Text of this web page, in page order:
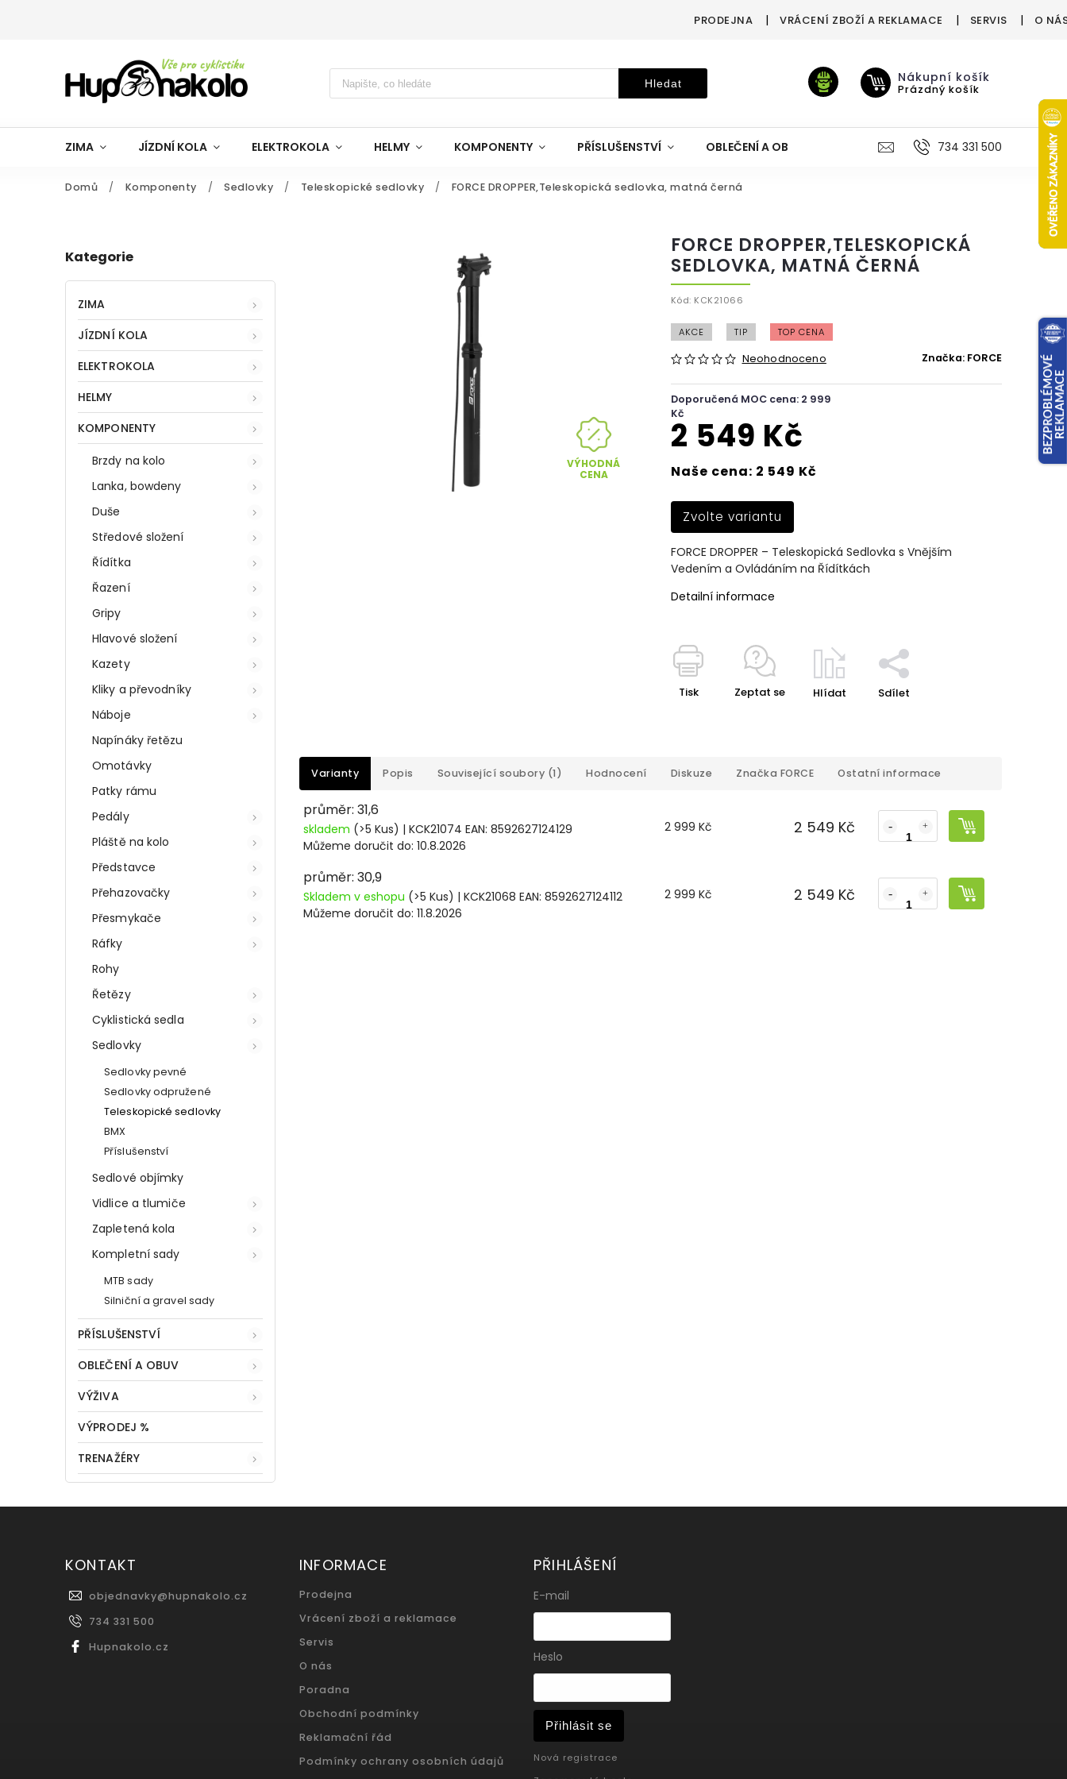
PRODEJNA VRÁCENÍ ZBOŽÍ A REKLAMACE SERVIS O
Hledat Nákupní košík
Prázdný košík
ZIMA JÍZDNÍ KOLA ELEKTROKOLA HELMY KOMPONENTY PŘÍSLUŠENSTVÍ OBLEČENÍ A OBUV VÝŽIVA VÝPRODEJ %
734 331 500
Domů / Komponenty / Sedlovky / Teleskopické sedlovky / FORCE DROPPER,Teleskopická sedlovka, matná černá
Kategorie
ZIMA
JÍZDNÍ KOLA
ELEKTROKOLA
HELMY
KOMPONENTY
Brzdy na kolo
Lanka, bowdeny
Duše
Středové složení
Řídítka
Řazení
Gripy
Hlavové složení
Kazety
Kliky a převodníky
Náboje
Napínáky řetězu
Omotávky
Patky rámu
Pedály
Pláště na kolo
Představce
Přehazovačky
Přesmykače
Ráfky
Rohy
Řetězy
Cyklistická sedla
Sedlovky
Sedlovky pevné
Sedlovky odpružené
Teleskopické sedlovky
BMX
Příslušenství
Sedlové objímky
Vidlice a tlumiče
Zapletená kola
Kompletní sady
MTB sady
Silniční a gravel sady
PŘÍSLUŠENSTVÍ
OBLEČENÍ A OBUV
VÝŽIVA
VÝPRODEJ %
TRENAŽÉRY
VÝHODNÁ
CENA
FORCE DROPPER,TELESKOPICKÁ
SEDLOVKA, MATNÁ ČERNÁ
Kód: KCK21066
AKCE TIP TOP CENA
Neohodnoceno Značka: FORCE
Doporučená MOC cena: 2 999
Kč
2 549 Kč
Naše cena: 2 549 Kč
Zvolte variantu
FORCE DROPPER – Teleskopická Sedlovka s Vnějším
Vedením a Ovládáním na Řídítkách
Detailní informace
Tisk Zeptat se Hlídat Sdílet
Varianty Popis Související soubory (1) Hodnocení Diskuze Značka FORCE Ostatní informace
průměr: 31,6
skladem (>5 Kus) | KCK21074 EAN: 8592627124129
Můžeme doručit do: 10.8.2026
2 999 Kč 2 549 Kč
průměr: 30,9
Skladem v eshopu (>5 Kus) | KCK21068 EAN: 8592627124112
Můžeme doručit do: 11.8.2026
2 999 Kč 2 549 Kč
KONTAKT
objednavky@hupnakolo.cz
734 331 500
Hupnakolo.cz
INFORMACE
Prodejna
Vrácení zboží a reklamace
Servis
O nás
Poradna
Obchodní podmínky
Reklamační řád
Podmínky ochrany osobních údajů
PŘIHLÁŠENÍ
E-mail
Heslo
Přihlásit se
Nová registrace